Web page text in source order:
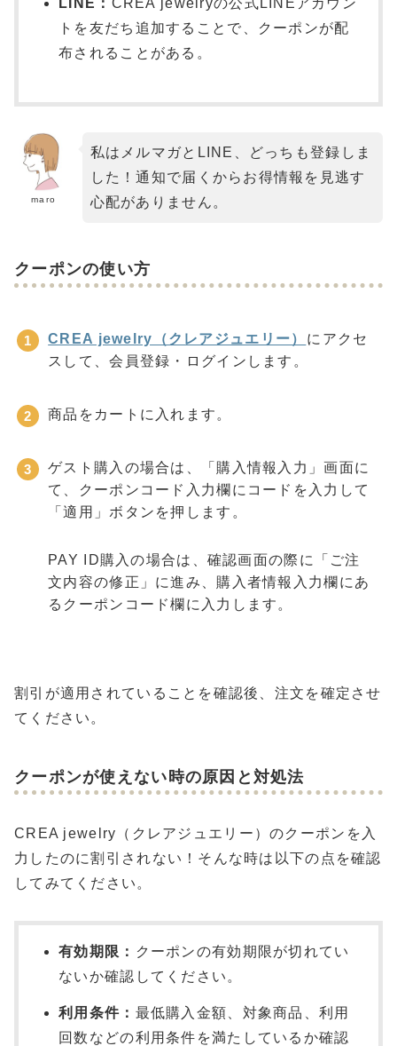
トを友だち追加することで、クーポンが配
布されることがある。
maro
私はメルマガとLINE、どっちも登録しま
した！通知で届くからお得情報を見逃す
心配がありません。
クーポンの使い方
CREA jewelry（クレアジュエリー） にアクセ
スして、会員登録・ログインします。
商品をカートに入れます。
ゲスト購入の場合は、「購入情報入力」画面に
て、クーポンコード入力欄にコードを入力して
「適用」ボタンを押します。
PAY ID購入の場合は、確認画面の際に「ご注
文内容の修正」に進み、購入者情報入力欄にあ
るクーポンコード欄に入力します。
割引が適用されていることを確認後、注文を確定させ
てください。
クーポンが使えない時の原因と対処法
CREA jewelry（クレアジュエリー）のクーポンを入
力したのに割引されない！そんな時は以下の点を確認
してみてください。
有効期限： クーポンの有効期限が切れてい
ないか確認してください。
利用条件： 最低購入金額、対象商品、利用
回数などの利用条件を満たしているか確認